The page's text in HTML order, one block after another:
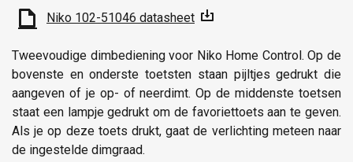
Niko 102-51046 datasheet
Tweevoudige dimbediening voor Niko Home Control. Op de
bovenste en onderste toetsten staan pijltjes gedrukt die
aangeven of je op- of neerdimt. Op de middenste toetsen
staat een lampje gedrukt om de favoriettoets aan te geven.
Als je op deze toets drukt, gaat de verlichting meteen naar
de ingestelde dimgraad.